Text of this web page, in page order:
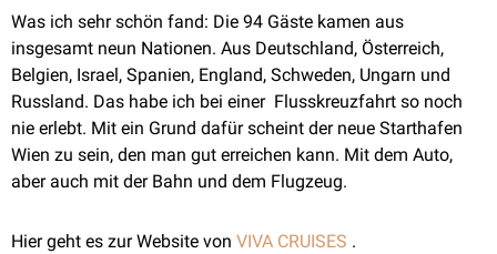
Was ich sehr schön fand: Die 94 Gäste kamen aus
insgesamt neun Nationen. Aus Deutschland, Österreich,
Belgien, Israel, Spanien, England, Schweden, Ungarn und
Russland. Das habe ich bei einer Flusskreuzfahrt so noch
nie erlebt. Mit ein Grund dafür scheint der neue Starthafen
Wien zu sein, den man gut erreichen kann. Mit dem Auto,
aber auch mit der Bahn und dem Flugzeug.
Hier geht es zur Website von VIVA CRUISES .